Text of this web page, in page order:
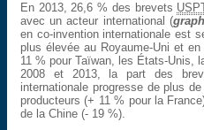
En 2013, 26,6 % des brevets
avec un acteur international (
en co-invention internationale est
plus élevée au Royaume-Uni et
11 % pour Taïwan, les États-Unis,
2008 et 2013, la part des
internationale progresse de plus
producteurs (+ 11 % pour la
de la Chine (- 19 %).